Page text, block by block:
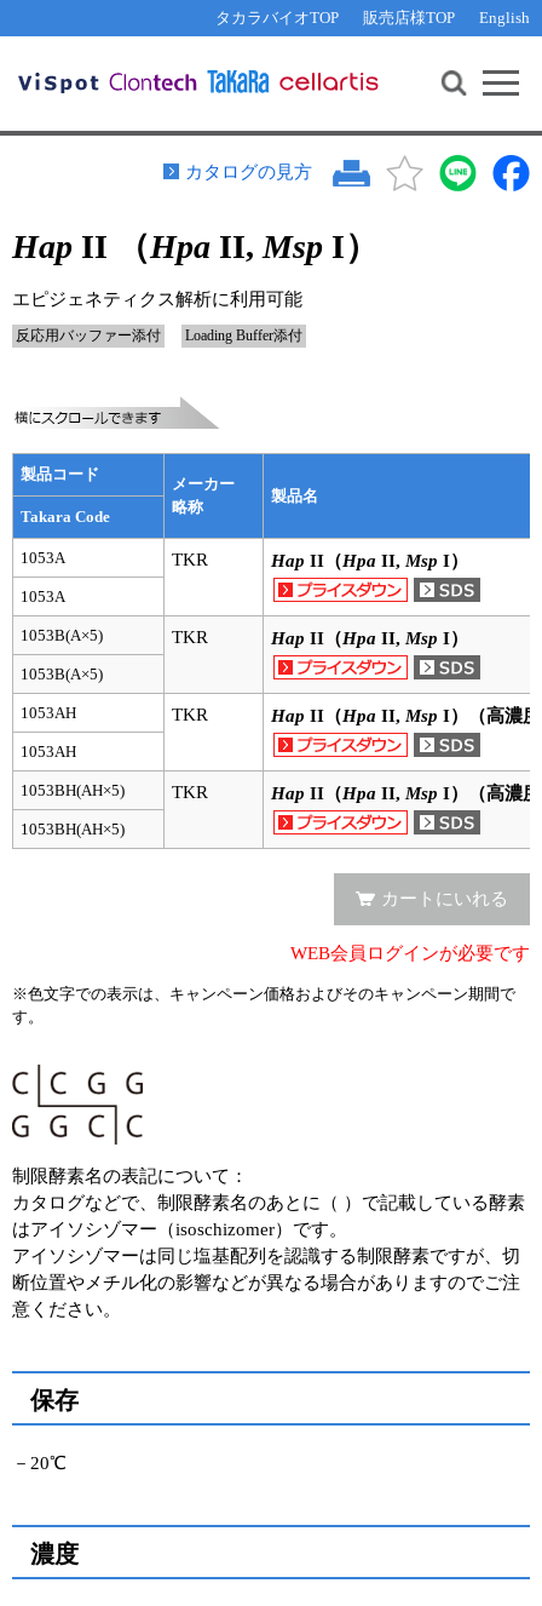
タカラバイオTOP 販売店様TOP English
機能解析・サイレンシング
PCR・等温増幅
リアルタイムPCR（qPCR）
装置・ソフトウェア
テクニカルサポートライン
その他 ライセンスに関するご相談
遺伝子組換え生物該当製品
研究支援ツール
Cut-Site Navigator 制限酵素切断サイトの検索
In-Fusion Cloning プライマー設計
抗体検索サイト
リアルタイムPCR （インターカレーター法）
ラーニングセンター
リアルタイムPCR実験ガイド
遺伝子検査ガイド（食品・水質・家畜他）
幹細胞・再生医療研究ガイド
クローニング実験ガイド
アプリケーションノート
プロトコール集
ユーザーズボイス集
動画ライブラリー
Q&A
お問い合わせ WEB会員登録
カタログの見方
Hap II （Hpa II, Msp I）
エピジェネティクス解析に利用可能
反応用バッファー添付 Loading Buffer添付
製品コード
メーカー
略称
製品名
Takara Code
1053A TKR Hap II（Hpa II, Msp I）
1053A
1053B(A×5) TKR Hap II（Hpa II, Msp I）
1053B(A×5)
1053AH TKR Hap II（Hpa II, Msp I）（高濃
1053AH
1053BH(AH×5) TKR Hap II（Hpa II, Msp I）（高濃
1053BH(AH×5)
※色文字での表示は、キャンペーン価格およびそのキャンペーン期間で
す。
カートにいれる
WEB会員ログインが必要です
制限酵素名の表記について：
カタログなどで、制限酵素名のあとに（ ）で記載している酵素
はアイソシゾマー（isoschizomer）です。
アイソシゾマーは同じ塩基配列を認識する制限酵素ですが、切
断位置やメチル化の影響などが異なる場合がありますのでご注
意ください。
保存
－20℃
濃度